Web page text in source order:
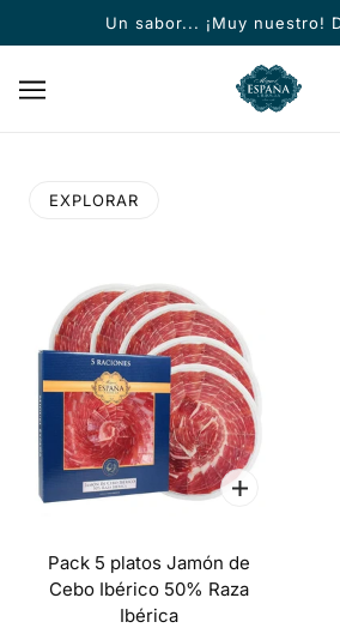
Un sabor... ¡Muy nuestro!
EXPLORAR
Pack 5 platos Jamón de
Cebo Ibérico 50% Raza
Ibérica